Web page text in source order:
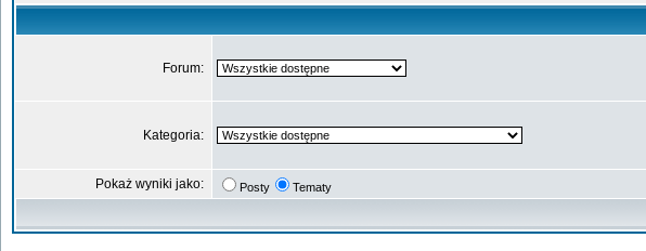
Forum:
Kategoria:
Pokaż wyniki jako: Posty Tematy